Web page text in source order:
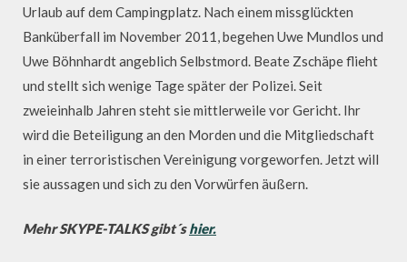
Urlaub auf dem Campingplatz. Nach einem missglückten
Banküberfall im November 2011, begehen Uwe Mundlos und
Uwe Böhnhardt angeblich Selbstmord. Beate Zschäpe flieht
und stellt sich wenige Tage später der Polizei. Seit
zweieinhalb Jahren steht sie mittlerweile vor Gericht. Ihr
wird die Beteiligung an den Morden und die Mitgliedschaft
in einer terroristischen Vereinigung vorgeworfen. Jetzt will
sie aussagen und sich zu den Vorwürfen äußern.
Mehr SKYPE-TALKS gibt´shier.